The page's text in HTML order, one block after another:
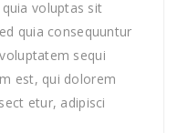
voluptas sit
quia consequuntur
sequi
est, qui dolorem
etur, adipisci